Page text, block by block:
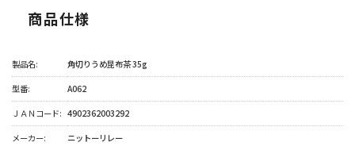
商品仕様
製品名: 角切りうめ昆布茶 35g
型番: A062
ＪＡＮコード: 4902362003292
メーカー: ニットーリレー